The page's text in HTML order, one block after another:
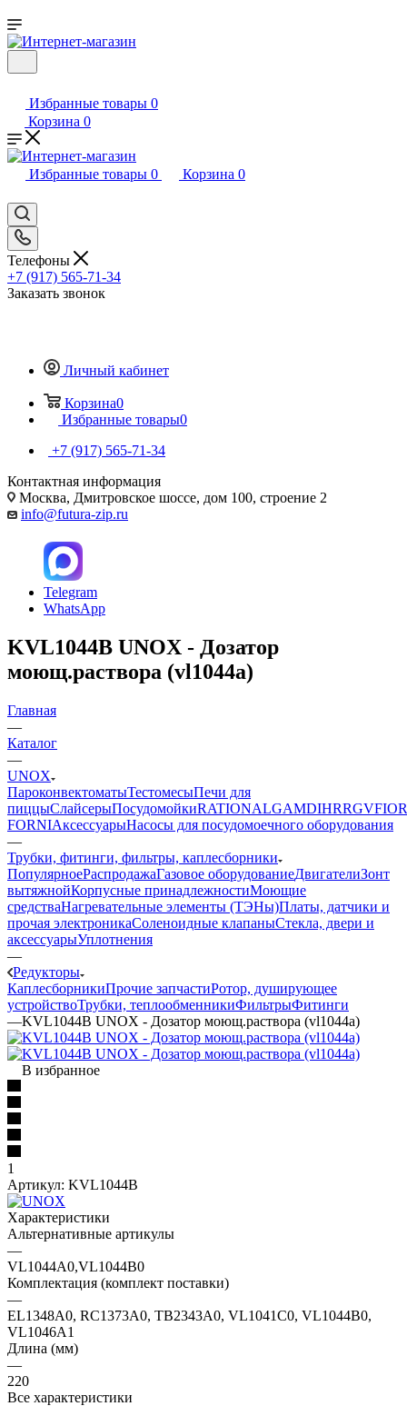
Избранные товары 0
Корзина 0
Избранные товары 0 Корзина 0
Телефоны
+7 (917) 565-71-34
Заказать звонок
Личный кабинет
Корзина0
Избранные товары0
+7 (917) 565-71-34
Контактная информация
Москва, Дмитровское шоссе, дом 100, строение 2
info@futura-zip.ru
Telegram
WhatsApp
KVL1044B UNOX - Дозатор
моющ.раствора (vl1044a)
Главная
—
Каталог
—
UNOX
ПароконвектоматыТестомесыПечи для
пиццыСлайсерыПосудомойкиRATIONALGAMDIHRRGV
FORNIАксессуарыНасосы для посудомоечного оборудования
—
Трубки, фитинги, фильтры, каплесборники
ПопулярноеРаспродажаГазовое оборудованиеДвигателиЗонт
вытяжнойКорпусные принадлежностиМоющие
средстваНагревательные элементы (ТЭНы)Платы, датчики и
прочая электроникаСоленоидные клапаныСтекла, двери и
аксессуарыУплотнения
—
Редукторы
КаплесборникиПрочие запчастиРотор, душирующее
устройствоТрубки, теплообменникиФильтрыФитинги
—KVL1044B UNOX - Дозатор моющ.раствора (vl1044a)
В избранное
1
Артикул: KVL1044B
Характеристики
Альтернативные артикулы
—
VL1044A0,VL1044B0
Комплектация (комплект поставки)
—
EL1348A0, RC1373A0, TB2343A0, VL1041C0, VL1044B0,
VL1046A1
Длина (мм)
—
220
Все характеристики